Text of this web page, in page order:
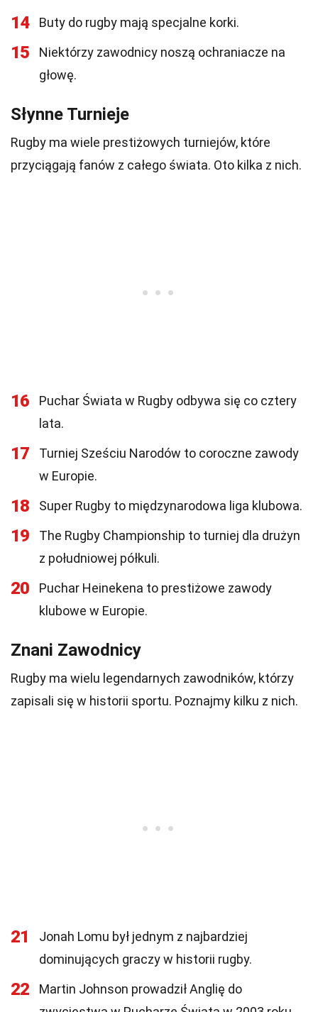
14 Buty do rugby mają specjalne korki.
15
Niektórzy zawodnicy noszą ochraniacze na
głowę.
Słynne Turnieje
Rugby ma wiele prestiżowych turniejów, które
przyciągają fanów z całego świata. Oto kilka z nich.
16
Puchar Świata w Rugby odbywa się co cztery
lata.
17
Turniej Sześciu Narodów to coroczne zawody
w Europie.
18 Super Rugby to międzynarodowa liga klubowa.
19
The Rugby Championship to turniej dla drużyn
z południowej półkuli.
20
Puchar Heinekena to prestiżowe zawody
klubowe w Europie.
Znani Zawodnicy
Rugby ma wielu legendarnych zawodników, którzy
zapisali się w historii sportu. Poznajmy kilku z nich.
21
Jonah Lomu był jednym z najbardziej
dominujących graczy w historii rugby.
22
Martin Johnson prowadził Anglię do